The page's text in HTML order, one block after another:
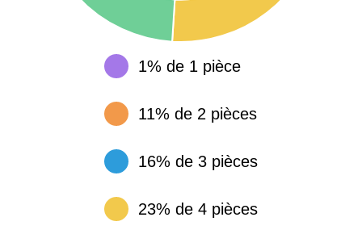
1% de 1 pièce
11% de 2 pièces
16% de 3 pièces
23% de 4 pièces